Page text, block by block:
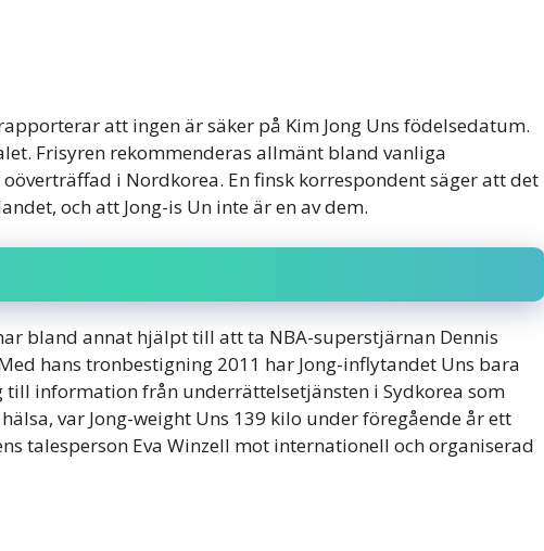
att ingen är säker på Kim Jong Uns födelsedatum.
Frisyren rekommenderas allmänt bland vanliga
i Nordkorea. En finsk korrespondent säger att det
och att Jong-is Un inte är en av dem.
bland annat hjälpt till att ta NBA-superstjärnan Dennis
hans tronbestigning 2011 har Jong-inflytandet Uns bara
till information från underrättelsetjänsten i Sydkorea som
var Jong-weight Uns 139 kilo under föregående år ett
talesperson Eva Winzell mot internationell och organiserad